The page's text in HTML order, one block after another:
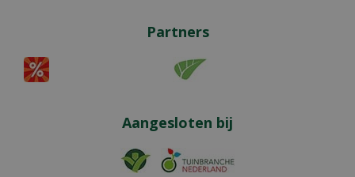
Partners
Aangesloten bij